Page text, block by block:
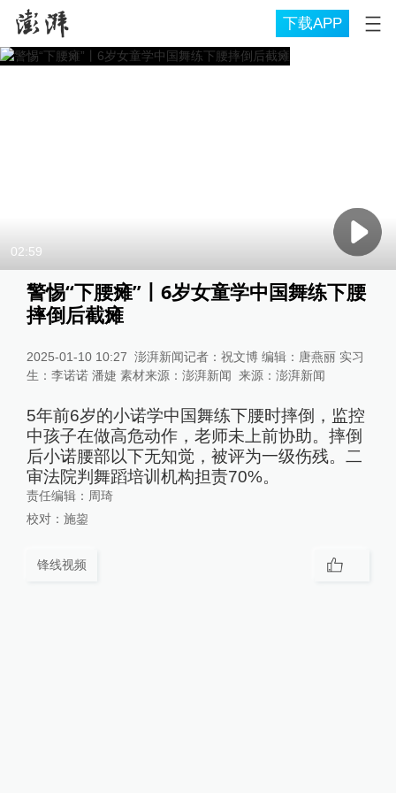
下载APP
02:59
警惕“下腰瘫”丨6岁女童学中国舞练下腰
摔倒后截瘫
2025-01-10 10:27 澎湃新闻记者：祝文博 编辑：唐燕丽 实习
生：李诺诺 潘婕 素材来源：澎湃新闻 来源： 澎湃新闻
5年前6岁的小诺学中国舞练下腰时摔倒，监控
中孩子在做高危动作，老师未上前协助。摔倒
后小诺腰部以下无知觉，被评为一级伤残。二
审法院判舞蹈培训机构担责70%。
责任编辑： 周琦
校对： 施鋆
锋线视频